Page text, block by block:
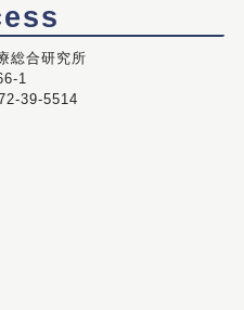
総合研究所
1
39-5514